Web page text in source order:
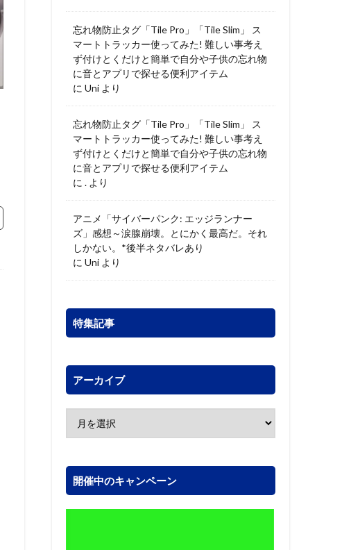
忘れ物防止タグ「Tile Pro」「Tile Slim」 ス
マートトラッカー使ってみた! 難しい事考え
ず付けとくだけと簡単で自分や子供の忘れ物
に音とアプリで探せる便利アイテム
に Uni より
忘れ物防止タグ「Tile Pro」「Tile Slim」 ス
マートトラッカー使ってみた! 難しい事考え
ず付けとくだけと簡単で自分や子供の忘れ物
に音とアプリで探せる便利アイテム
に . より
アニメ「サイバーパンク: エッジランナー
ズ」感想～涙腺崩壊。とにかく最高だ。それ
しかない。*後半ネタバレあり
に Uni より
特集記事
アーカイブ
開催中のキャンペーン